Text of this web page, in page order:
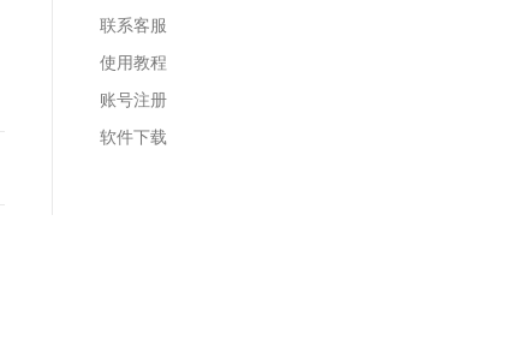
联系客服
使用教程
账号注册
软件下载